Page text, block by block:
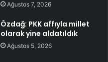
Ağustos 7, 2026
Özdağ: PKK affıyla millet
olarak yine aldatıldık
Ağustos 5, 2026